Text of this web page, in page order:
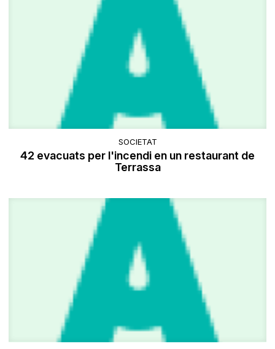
SOCIETAT
42 evacuats per l'incendi en un restaurant de
Terrassa